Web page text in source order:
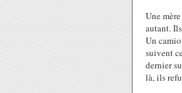
Une
autant.
Un
suivent
dernier
là, ils